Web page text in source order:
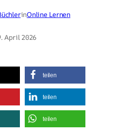
inOnline Lernen
April 2026
teilen
teilen
teilen